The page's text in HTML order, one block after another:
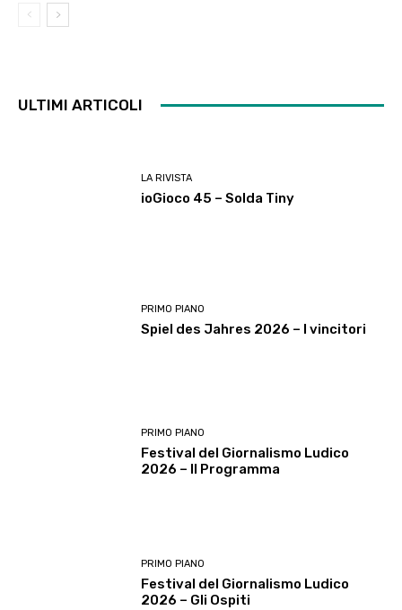
ULTIMI ARTICOLI
LA RIVISTA
ioGioco 45 – Solda Tiny
PRIMO PIANO
Spiel des Jahres 2026 – I vincitori
PRIMO PIANO
Festival del Giornalismo Ludico
2026 – Il Programma
PRIMO PIANO
Festival del Giornalismo Ludico
2026 – Gli Ospiti